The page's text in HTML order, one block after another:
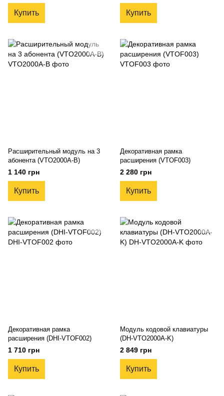
Купить Купить
Расширительный модуль на 3
абонента (VTO2000A-B)
1 140 грн
Купить
Декоративная рамка
расширения (VTOF003)
2 280 грн
Купить
Декоративная рамка
расширения (DHI-VTOF002)
1 710 грн
Купить
Модуль кодовой клавиатуры
(DH-VTO2000A-K)
2 849 грн
Купить